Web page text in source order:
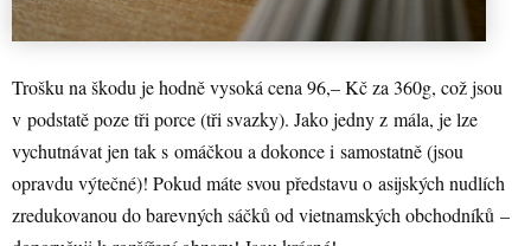
Trošku na škodu je hodně vysoká cena 96,– Kč za 360g, což jsou
v podstatě poze tři porce (tři svazky). Jako jedny z mála, je lze
vychutnávat jen tak s omáčkou a dokonce i samostatně (jsou
opravdu výtečné)! Pokud máte svou představu o asijských nudlích
zredukovanou do barevných sáčků od vietnamských obchodníků –